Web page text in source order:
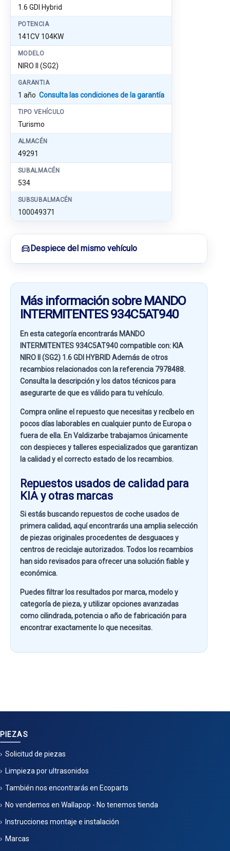
1.6 GDI Hybrid
POTENCIA
141CV 104KW
MODELO
NIRO II (SG2)
GARANTIA
1 año Consulta las condiciones de la garantía
TIPO VEHÍCULO
Turismo
ALMACÉN
49291
SUBALMACÉN
534
SUBSUBALMACÉN
100049371
Despiece del mismo vehículo
Más información sobre MANDO
INTERMITENTES 934C5AT940
En esta categoría encontrarás MANDO
INTERMITENTES 934C5AT940 compatible con: KIA
NIRO II (SG2) 1.6 GDI HYBRIDAdemás de otros
recambios relacionados con la referencia 7978488.
Consulta la descripción y los datos técnicos para
asegurarte de que es válido para tu vehículo.
Compra online el repuesto que necesitas y recíbelo en
pocos días laborables en cualquier punto de Europa o
fuera de ella. EnValdizarbetrabajamos únicamente
con despieces y talleres especializados que garantizan
la calidad y el correcto estado de los recambios.
Repuestos usados de calidad para
KIA y otras marcas
Si estás buscandorepuestos de coche usados de
primera calidad, aquí encontrarás una amplia selección
de piezas originales procedentes de desguaces y
centros de reciclaje autorizados. Todos los recambios
han sido revisados para ofrecer una solución fiable y
económica.
Puedes filtrar los resultados pormarca, modelo y
categoría de pieza, y utilizar opciones avanzadas
comocilindrada, potencia o año de fabricaciónpara
encontrar exactamente lo que necesitas.
PIEZAS
Solicitud de piezas
Limpieza por ultrasonidos
También nos encontrarás en Ecoparts
No vendemos en Wallapop - No tenemos tienda
Instrucciones montaje e instalación
Marcas